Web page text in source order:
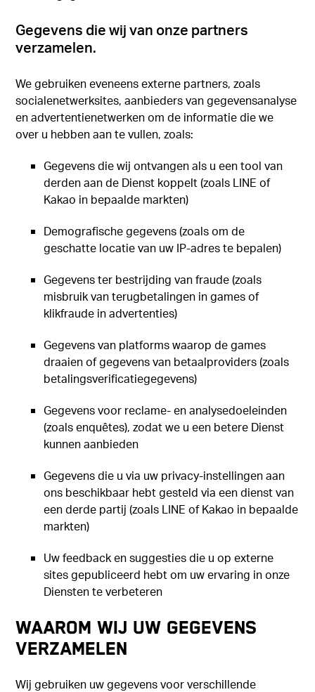
Gegevens die wij van onze partners
verzamelen.
We gebruiken eveneens externe partners, zoals
socialenetwerksites, aanbieders van gegevensanalyse
en advertentienetwerken om de informatie die we
over u hebben aan te vullen, zoals:
Gegevens die wij ontvangen als u een tool van
derden aan de Dienst koppelt (zoals LINE of
Kakao in bepaalde markten)
Demografische gegevens (zoals om de
geschatte locatie van uw IP-adres te bepalen)
Gegevens ter bestrijding van fraude (zoals
misbruik van terugbetalingen in games of
klikfraude in advertenties)
Gegevens van platforms waarop de games
draaien of gegevens van betaalproviders (zoals
betalingsverificatiegegevens)
Gegevens voor reclame- en analysedoeleinden
(zoals enquêtes), zodat we u een betere Dienst
kunnen aanbieden
Gegevens die u via uw privacy-instellingen aan
ons beschikbaar hebt gesteld via een dienst van
een derde partij (zoals LINE of Kakao in bepaalde
markten)
Uw feedback en suggesties die u op externe
sites gepubliceerd hebt om uw ervaring in onze
Diensten te verbeteren
WAAROM WIJ UW GEGEVENS
VERZAMELEN
Wij gebruiken uw gegevens voor verschillende